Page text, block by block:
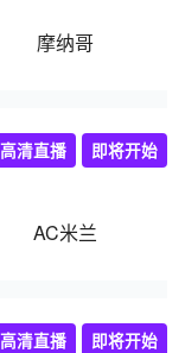
摩纳哥
AC米兰
高清直播 即将开始
高清直播 即将开始